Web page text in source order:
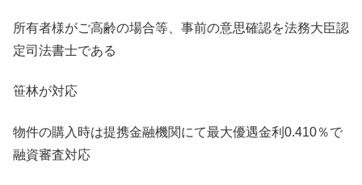
所有者様がご高齢の場合等、事前の意思確認を法務大臣認
定司法書士である
笹林が対応
物件の購入時は提携金融機関にて最大優遇金利0.410％で
融資審査対応